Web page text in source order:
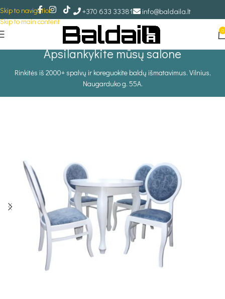
Skip to navigation
Skip to main content
+370 633 33381 info@baldaila.lt
0
Apsilankykite mūsų salone
Rinkitės iš 2000+ spalvų ir koreguokite baldų išmatavimus. Vilnius,
Naugarduko g. 55A.